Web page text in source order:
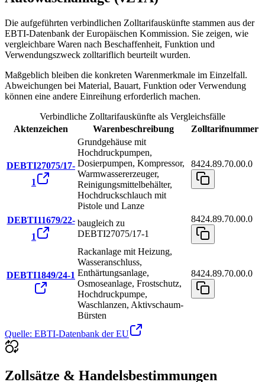
Die aufgeführten verbindlichen Zolltarifauskünfte stammen aus der
EBTI-Datenbank der Europäischen Kommission. Sie zeigen, wie
vergleichbare Waren nach Beschaffenheit, Funktion und
Verwendungszweck zolltariflich beurteilt wurden.
Maßgeblich bleiben die konkreten Warenmerkmale im Einzelfall.
Abweichungen bei Material, Bauart, Funktion oder Verwendung
können eine andere Einreihung erforderlich machen.
Verbindliche Zolltarifauskünfte als Vergleichsfälle
Aktenzeichen
Warenbeschreibung Zolltarifnummer
DEBTI27075/17-
1
Grundgehäuse mit
Hochdruckpumpen,
Dosierpumpen, Kompressor,
Warmwassererzeuger,
Reinigungsmittelbehälter,
Hochdruckschlauch mit
Pistole und Lanze
8424.89.70.00.0
DEBTI11679/22-
1
baugleich zu
DEBTI27075/17-1
8424.89.70.00.0
DEBTI1849/24-1
Rackanlage mit Heizung,
Wasseranschluss,
Enthärtungsanlage,
Osmoseanlage, Frostschutz,
Hochdruckpumpe,
Waschlanzen, Aktivschaum-
Bürsten
8424.89.70.00.0
Quelle: EBTI-Datenbank der EU
Zollsätze & Handelsbestimmungen